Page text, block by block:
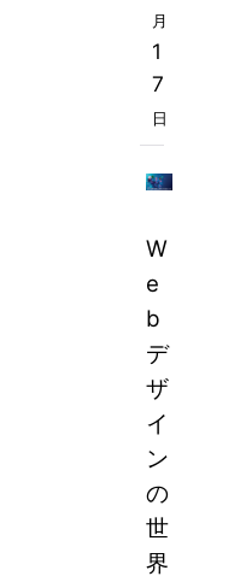
月
1
7
日
W
e
b
デ
ザ
イ
ン
の
世
界